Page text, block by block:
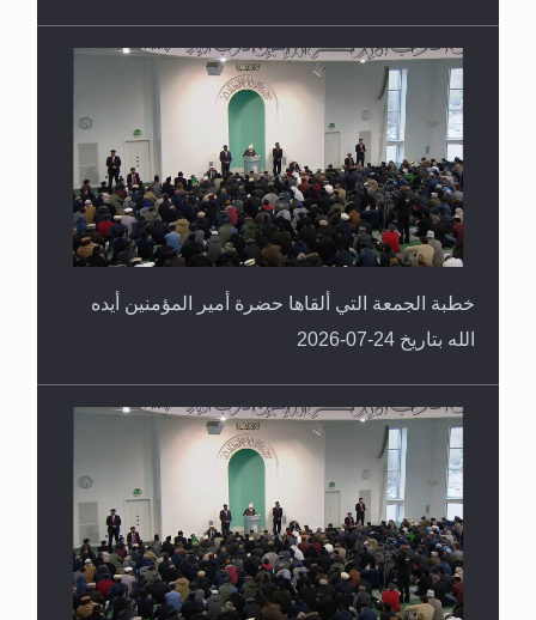
خطبة الجمعة التي ألقاها حضرة أمير المؤمنين أيده
الله بتاريخ 24-07-2026